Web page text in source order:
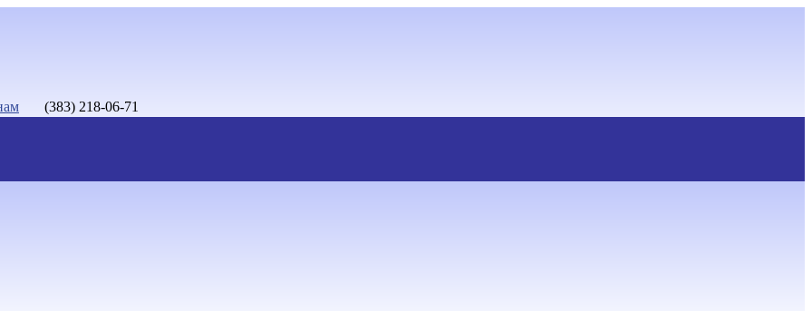
(383) 218-06-71